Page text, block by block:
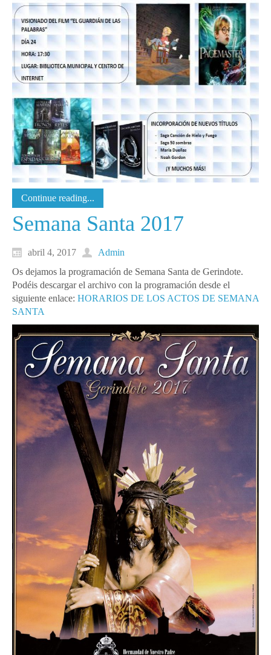
Continue reading...
Semana Santa 2017
abril 4, 2017
Admin
Os dejamos la programación de Semana Santa de Gerindote.
Podéis descargar el archivo con la programación desde el
siguiente enlace: HORARIOS DE LOS ACTOS DE SEMANA
SANTA